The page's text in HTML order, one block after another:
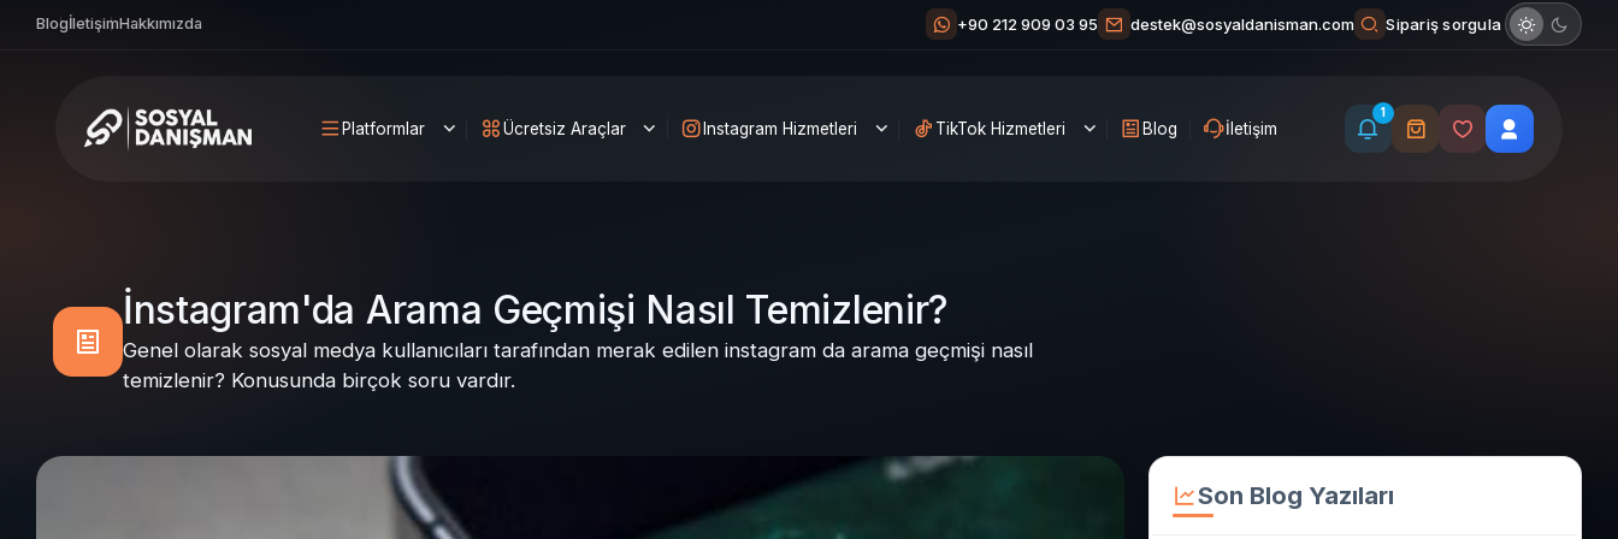
BlogİletişimHakkımızda +90 212 909 03 95 destek@sosyaldanisman.com Sipariş sorgula
Platformlar Ücretsiz Araçlar Instagram Hizmetleri TikTok Hizmetleri Blog İletişim
1
İnstagram'da Arama Geçmişi Nasıl Temizlenir?
Genel olarak sosyal medya kullanıcıları tarafından merak edilen instagram da arama geçmişi nasıl
temizlenir? Konusunda birçok soru vardır.
Son Blog Yazıları